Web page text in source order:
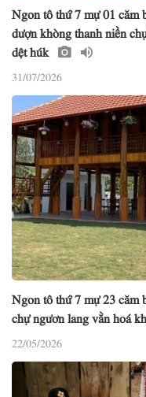
Ngon tô thứ 7 mự 01 căm
dượn khòng thanh niền
dệt húk
31/07/2026
Ngon tô thứ 7 mự 23 căm
chự ngươn lang vằn hoá
22/05/2026